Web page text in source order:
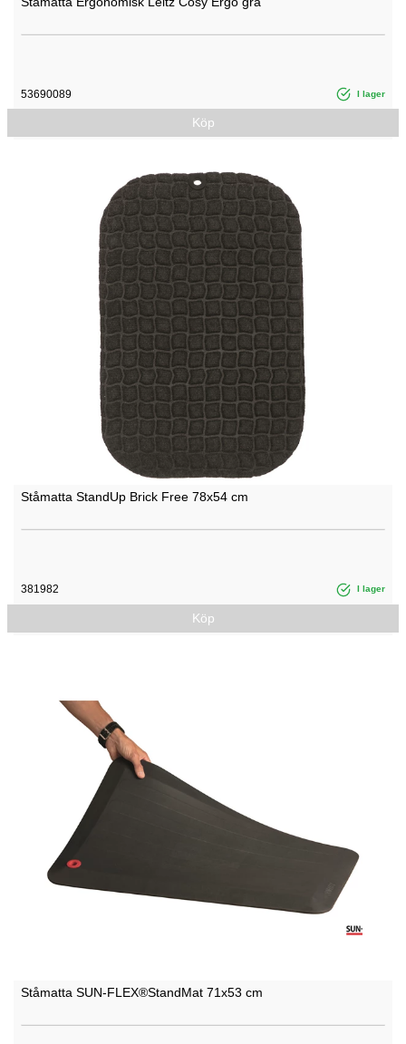
53690089 I lager
Köp
Ståmatta StandUp Brick Free 78x54 cm
381982 I lager
Köp
Ståmatta SUN-FLEX®StandMat 71x53 cm